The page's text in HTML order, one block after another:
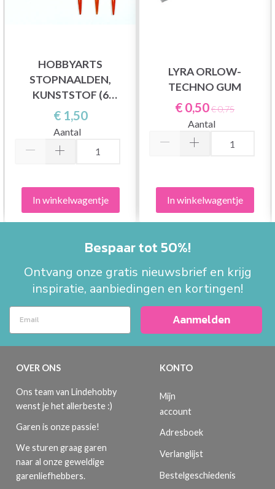
HOBBYARTS
STOPNAALDEN,
KUNSTSTOF (6
NAALDEN)
€ 1,50
Aantal
In winkelwagentje
LYRA ORLOW-
TECHNO GUM
€ 0,50€ 0,75
Aantal
In winkelwagentje
Bespaar tot 50%!
Ontvang onze gratis nieuwsbrief en krijg
inspiratie, aanbiedingen en kortingen!
Aanmelden
OVER ONS
Ons team van Lindehobby
wenst je het allerbeste :)
Garen is onze passie!
We sturen graag garen
naar al onze geweldige
garenliefhebbers.
KONTO
Mijn
account
Adresboek
Verlanglijst
Bestelgeschiedenis